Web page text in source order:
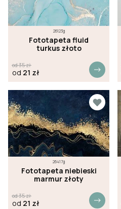
26123g
Fototapeta fluid
turkus złoto
od35zł
od 21 zł
26417g
Fototapeta niebieski
marmur złoty
od35zł
od 21 zł